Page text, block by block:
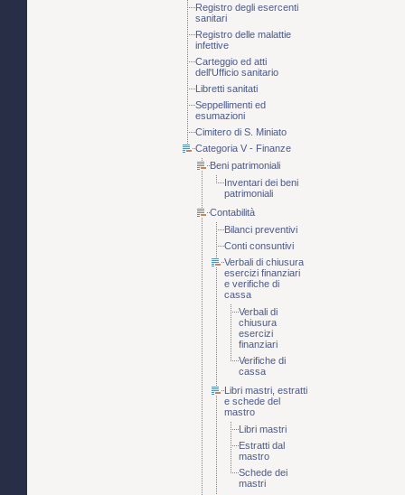
Registro degli esercenti
sanitari
Registro delle malattie
infettive
Carteggio ed atti
dell'Ufficio sanitario
Libretti sanitati
Seppellimenti ed
esumazioni
Cimitero di S. Miniato
Categoria V - Finanze
Beni patrimoniali
Inventari dei beni
patrimoniali
Contabilità
Bilanci preventivi
Conti consuntivi
Verbali di chiusura
esercizi finanziari
e verifiche di
cassa
Verbali di
chiusura
esercizi
finanziari
Verifiche di
cassa
Libri mastri, estratti
e schede del
mastro
Libri mastri
Estratti dal
mastro
Schede dei
mastri